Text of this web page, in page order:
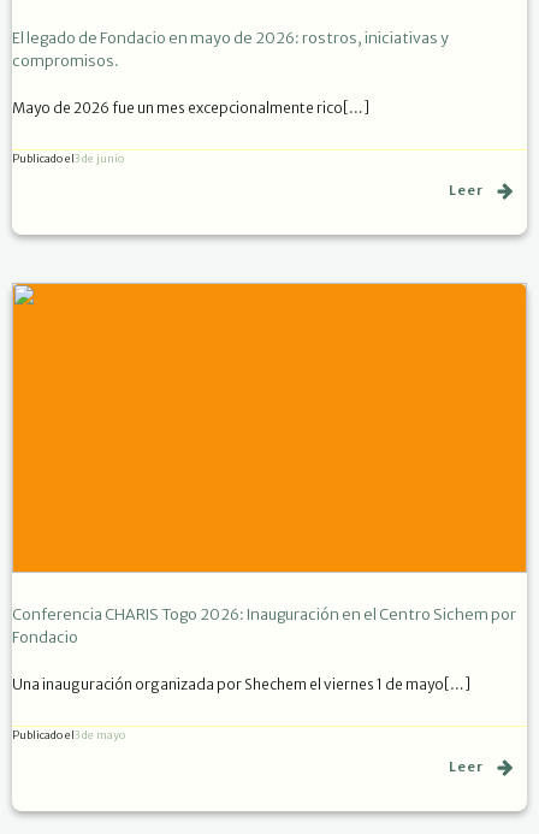
El legado de Fondacio en mayo de 2026: rostros, iniciativas y
compromisos.
Mayo de 2026 fue un mes excepcionalmente rico[…]
Publicado el3 de junio
Leer
Conferencia CHARIS Togo 2026: Inauguración en el Centro Sichem por
Fondacio
Una inauguración organizada por Shechem el viernes 1 de mayo[…]
Publicado el3 de mayo
Leer